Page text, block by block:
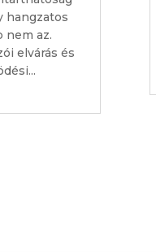
hangzatos
nem az.
elvárás és